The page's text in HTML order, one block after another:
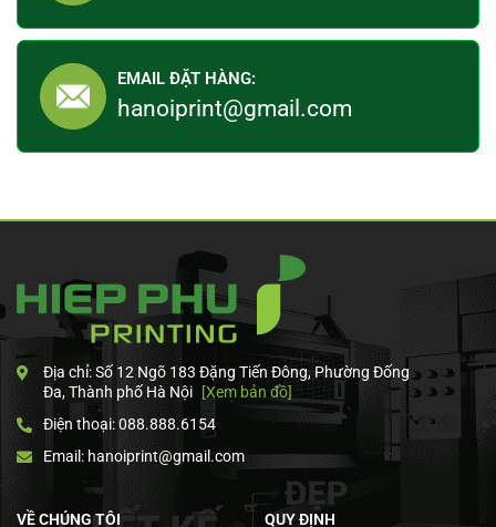
EMAIL ĐẶT HÀNG:
hanoiprint@gmail.com
Địa chỉ: Số 12 Ngõ 183 Đặng Tiến Đông, Phường Đống
Đa, Thành phố Hà Nội
[Xem bản đồ]
Điện thoại: 088.888.6154
Email: hanoiprint@gmail.com
VỀ CHÚNG TÔI QUY ĐỊNH